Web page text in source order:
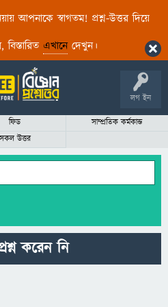
আপনাকে স্বাগতম! প্রশ্ন-উত্তর দিয়ে
এখানেদেখুন।
লগ ইন
ফিড
সাম্প্রতিক কর্মকান্ড
উত্তর
করেন নি